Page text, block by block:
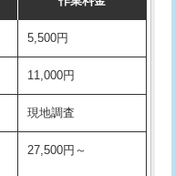
55,000円
+11,000円
22,000円+材料費
5,500円
11,000円
現地調査
27,500円～